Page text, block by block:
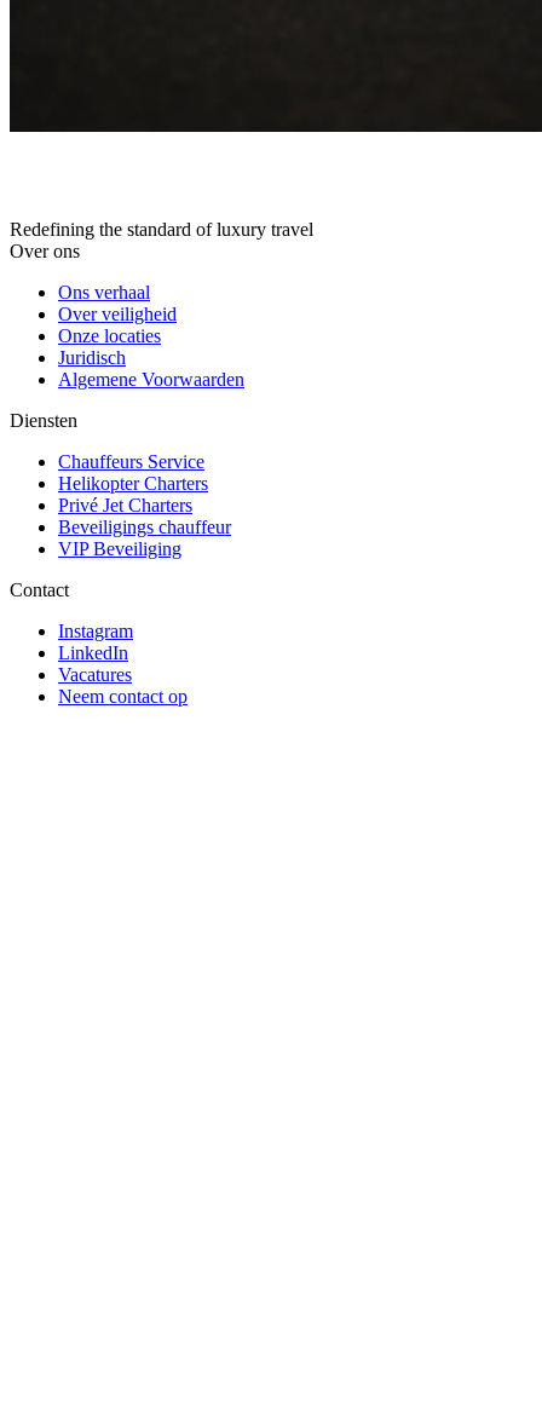
Redefining the standard of luxury travel
Over ons
Ons verhaal
Over veiligheid
Onze locaties
Juridisch
Algemene Voorwaarden
Diensten
Chauffeurs Service
Helikopter Charters
Privé Jet Charters
Beveiligings chauffeur
VIP Beveiliging
Contact
Instagram
LinkedIn
Vacatures
Neem contact op